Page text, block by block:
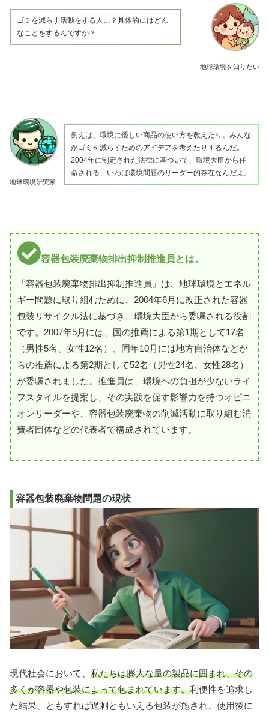
地球環境を知りたい
ゴミを減らす活動をする人…？具体的にはどん
なことをするんですか？
地球環境研究家
例えば、環境に優しい商品の使い方を教えたり、みんな
がゴミを減らすためのアイデアを考えたりするんだ。
2004年に制定された法律に基づいて、環境大臣から任
命される、いわば環境問題のリーダー的存在なんだよ。
容器包装廃棄物排出抑制推進員とは。
「容器包装廃棄物排出抑制推進員」は、地球環境とエネル
ギー問題に取り組むために、2004年6月に改正された容器
包装リサイクル法に基づき、環境大臣から委嘱される役割
です。2007年5月には、国の推薦による第1期として17名
（男性5名、女性12名）、同年10月には地方自治体などか
らの推薦による第2期として52名（男性24名、女性28名）
が委嘱されました。推進員は、環境への負担が少ないライ
フスタイルを提案し、その実践を促す影響力を持つオピニ
オンリーダーや、容器包装廃棄物の削減活動に取り組む消
費者団体などの代表者で構成されています。
容器包装廃棄物問題の現状
現代社会において、 私たちは膨大な量の製品に囲まれ、その
多くが容器や包装によって包まれています。利便性を追求し
た結果、ともすれば過剰ともいえる包装が施され、使用後に